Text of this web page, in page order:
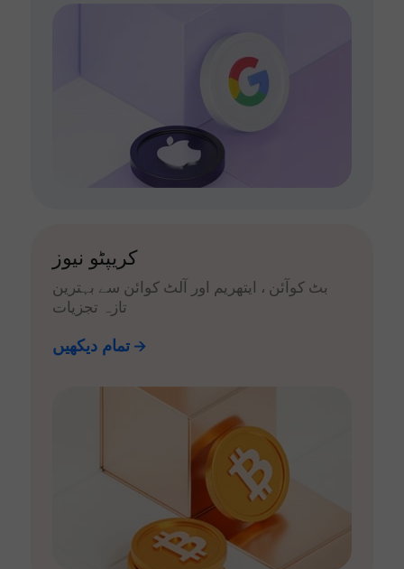
کریپٹو نیوز
بٹ کوآئن ، ایتھریم اور آلٹ کوائن سے بہترین
تازہ تجزیات
تمام دیکھیں